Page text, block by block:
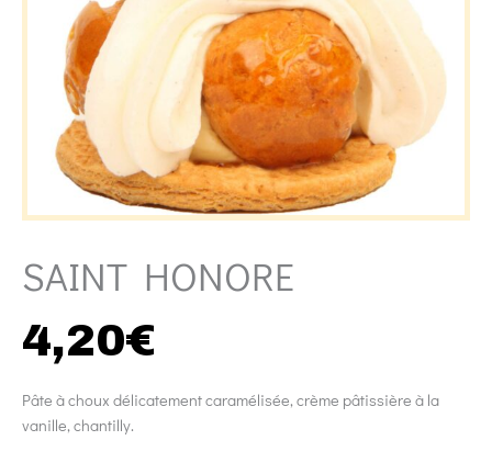
SAINT HONORE
4,20€
Pâte à choux délicatement caramélisée, crème pâtissière à la
vanille, chantilly.